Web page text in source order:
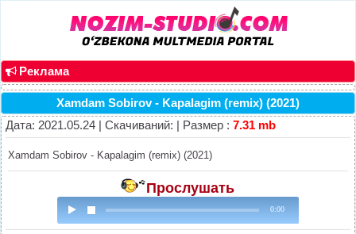
Реклама
Xamdam Sobirov - Kapalagim (remix) (2021)
Дата: 2021.05.24 | Скачиваний: | Размер : 7.31 mb
Xamdam Sobirov - Kapalagim (remix) (2021)
Прослушать
0:00